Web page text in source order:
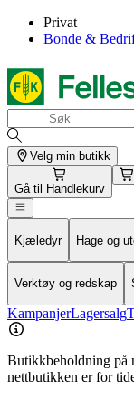
Privat
Bonde &
Velg min butikk
Gå til Handlekurv
Kjæledyr Hage og
Verktøy og redskap
KampanjerLagersalg
Butikkbeholdning på
nettbutikken er for